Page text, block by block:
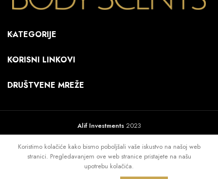
KATEGORIJE
KORISNI LINKOVI
DRUŠTVENE MREŽE
Alif Investments 2023
Koristimo kolačiće kako bismo poboljšali vaše iskustvo na našoj web
stranici. Pregledavanjem ove web stranice pristajete na našu
upotrebu kolačića.